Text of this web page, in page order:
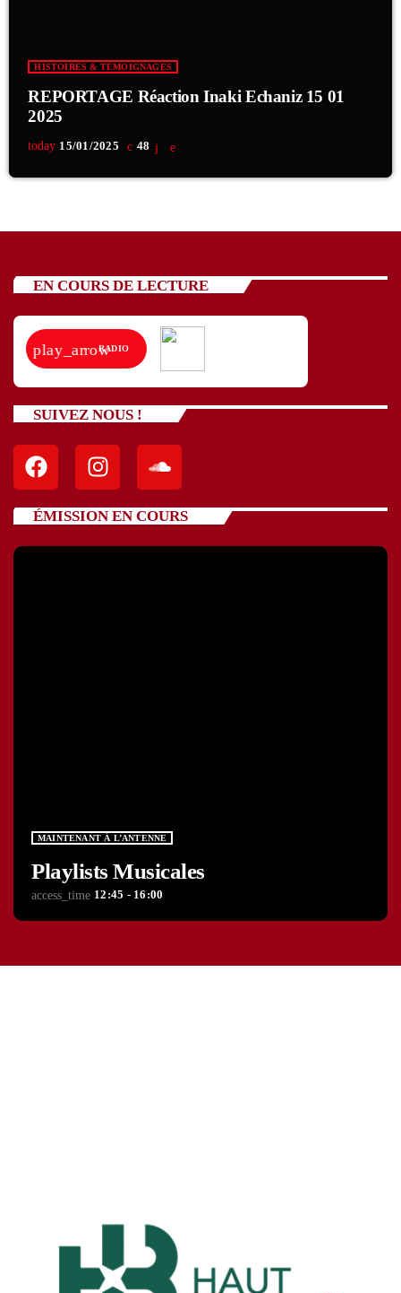
HISTOIRES & TÉMOIGNAGES
REPORTAGE Réaction Inaki Echaniz 15 01
2025
today 15/01/2025 48
EN COURS DE LECTURE
play_arrowRADIO
SUIVEZ NOUS !
ÉMISSION EN COURS
MAINTENANT À L’ANTENNE
Playlists Musicales
access_time 12:45 - 16:00